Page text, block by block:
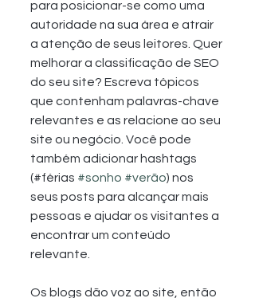
para posicionar-se como uma
autoridade na sua área e atrair
a atenção de seus leitores. Quer
melhorar a classificação de SEO
do seu site? Escreva tópicos
que contenham palavras-chave
relevantes e as relacione ao seu
site ou negócio. Você pode
também adicionar hashtags
(#férias #sonho #verão) nos
seus posts para alcançar mais
pessoas e ajudar os visitantes a
encontrar um conteúdo
relevante.
Os blogs dão voz ao site, então